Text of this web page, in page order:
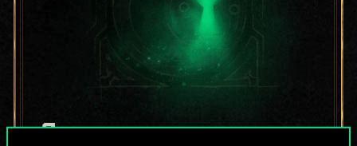
Bis jetzt ist dies nur